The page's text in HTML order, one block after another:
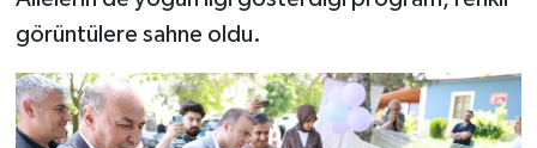
görüntülere sahne oldu.